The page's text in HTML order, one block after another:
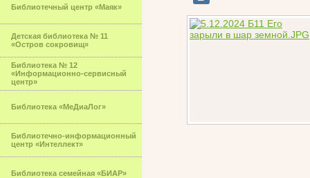
Библиотечный центр «Маяк»
Детская библиотека № 11
«Остров сокровищ»
Библиотека № 12
«Информационно-сервисный
центр»
Библиотека «МеДиаЛог»
Библиотечно-информационный
центр «Интеллект»
Библиотека семейная «БИАР»